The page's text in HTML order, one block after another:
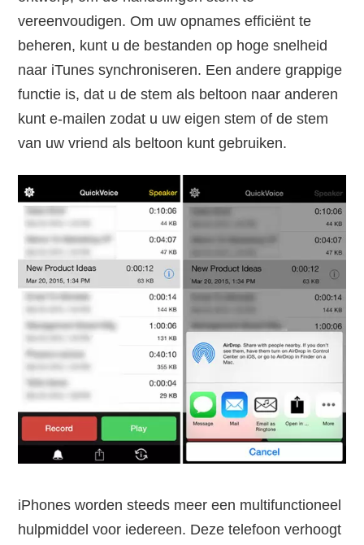
vereenvoudigen. Om uw opnames efficiënt te
beheren, kunt u de bestanden op hoge snelheid
naar iTunes synchroniseren. Een andere grappige
functie is, dat u de stem als beltoon naar anderen
kunt e-mailen zodat u uw eigen stem of de stem
van uw vriend als beltoon kunt gebruiken.
iPhones worden steeds meer een multifunctioneel
hulpmiddel voor iedereen. Deze telefoon verhoogt